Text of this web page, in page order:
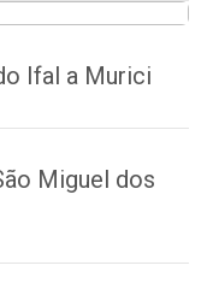
Ifal a Murici
Miguel dos